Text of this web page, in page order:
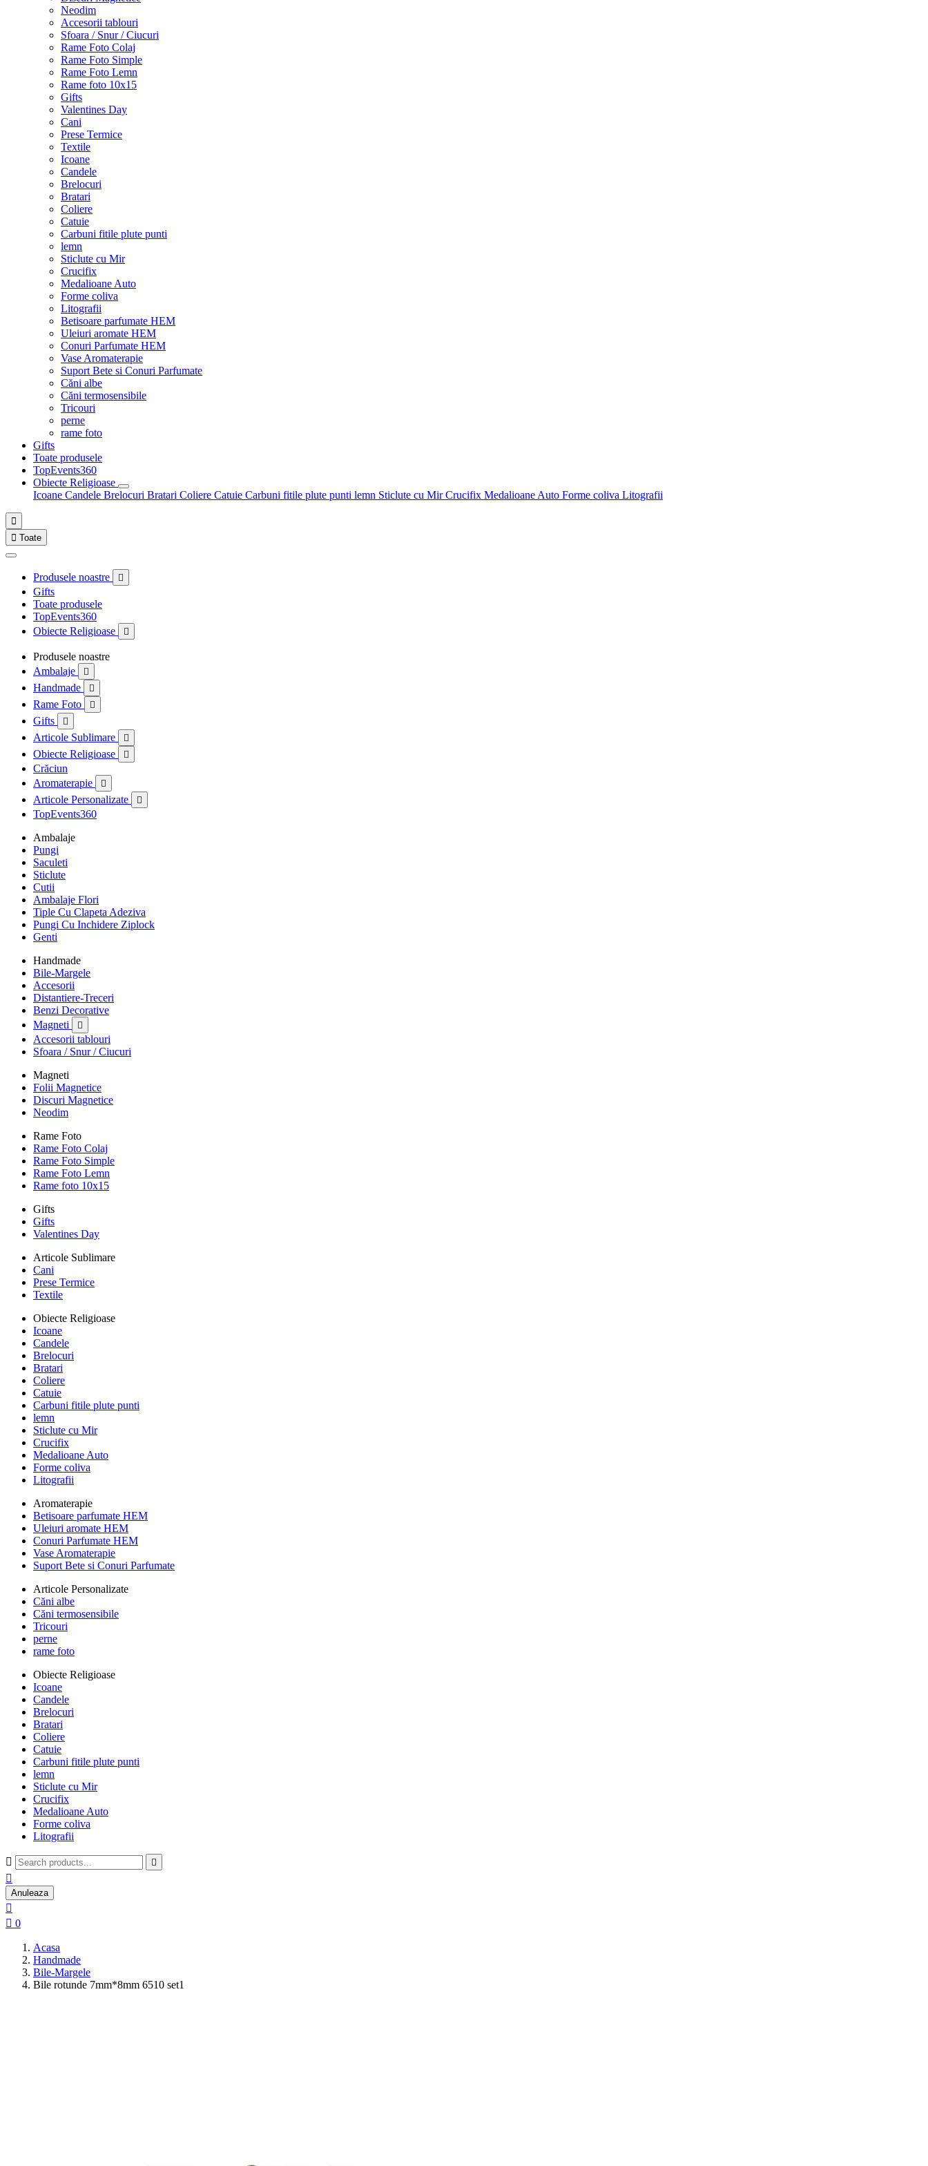
Neodim
Accesorii tablouri
Sfoara / Snur / Ciucuri
Rame Foto Colaj
Rame Foto Simple
Rame Foto Lemn
Rame foto 10x15
Gifts
Valentines Day
Cani
Prese Termice
Textile
Icoane
Candele
Brelocuri
Bratari
Coliere
Catuie
Carbuni fitile plute punti
lemn
Sticlute cu Mir
Crucifix
Medalioane Auto
Forme coliva
Litografii
Betisoare parfumate HEM
Uleiuri aromate HEM
Conuri Parfumate HEM
Vase Aromaterapie
Suport Bete si Conuri Parfumate
Căni albe
Căni termosensibile
Tricouri
perne
rame foto
Gifts
Toate produsele
TopEvents360
Obiecte Religioase
Icoane Candele Brelocuri Bratari Coliere Catuie Carbuni fitile plute punti lemn Sticlute cu MirCrucifix Medalioane Auto Forme coliva Litografii

 Toate
Produsele noastre 
Gifts
Toate produsele
TopEvents360
Obiecte Religioase

Produsele noastre
Ambalaje

Handmade 
Rame Foto 
Gifts 
Articole Sublimare 
Obiecte Religioase 
Crăciun
Aromaterapie

Articole Personalizate 
TopEvents360
Ambalaje
Pungi
Saculeti
Sticlute
Cutii
Ambalaje Flori
Tiple Cu Clapeta Adeziva
Pungi Cu Inchidere Ziplock
Genti
Handmade
Bile-Margele
Accesorii
Distantiere-Treceri
Benzi Decorative
Magneti

Accesorii tablouri
Sfoara / Snur / Ciucuri
Magneti
Folii Magnetice
Discuri Magnetice
Neodim
Rame Foto
Rame Foto Colaj
Rame Foto Simple
Rame Foto Lemn
Rame foto 10x15
Gifts
Gifts
Valentines Day
Articole Sublimare
Cani
Prese Termice
Textile
Obiecte Religioase
Icoane
Candele
Brelocuri
Bratari
Coliere
Catuie
Carbuni fitile plute punti
lemn
Sticlute cu Mir
Crucifix
Medalioane Auto
Forme coliva
Litografii
Aromaterapie
Betisoare parfumate HEM
Uleiuri aromate HEM
Conuri Parfumate HEM
Vase Aromaterapie
Suport Bete si Conuri Parfumate
Articole Personalizate
Căni albe
Căni termosensibile
Tricouri
perne
rame foto
Obiecte Religioase
Icoane
Candele
Brelocuri
Bratari
Coliere
Catuie
Carbuni fitile plute punti
lemn
Sticlute cu Mir
Crucifix
Medalioane Auto
Forme coliva
Litografii
 

Anuleaza

 0
Acasa
Handmade
Bile-Margele
Bile rotunde 7mm*8mm 6510 set1